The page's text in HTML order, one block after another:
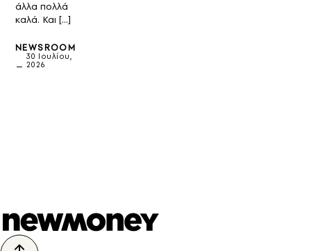
άλλα πολλά
καλά. Και […]
NEWSROOM
30 Ιουλίου,
2026